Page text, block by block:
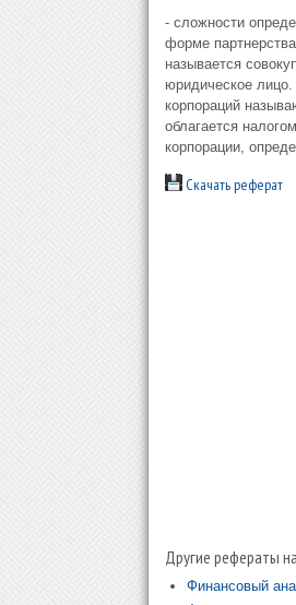
- сложности
форме
называется
юридическое
корпораций
облагается
корпорации,
Скачать реферат
Другие рефераты
Финансовый